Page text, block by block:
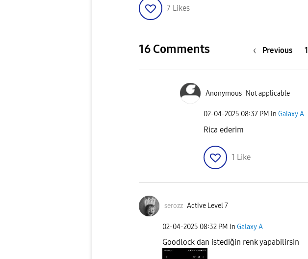
7 Likes
16 Comments Previous 1
Anonymous Not applicable
‎02-04-2025 08:37 PM in Galaxy A
Rica ederim
1 Like
serozz Active Level 7
‎02-04-2025 08:32 PM in Galaxy A
Goodlock dan istediğin renk yapabilirsin